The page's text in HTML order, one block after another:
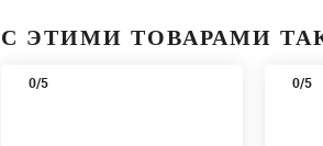
С ЭТИМИ ТОВАРАМИ
0/5 0/5